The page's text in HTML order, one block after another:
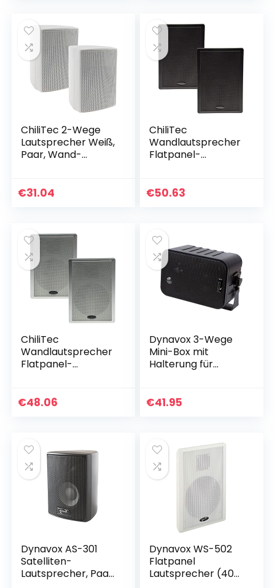
ChiliTec 2-Wege
Lautsprecher Weiß,
Paar, Wand-
Heimkino, 40Watt
€31.04
ChiliTec
Wandlautsprecher
Flatpanel-
/ 2 Stück 37mm
€50.63
ChiliTec
Wandlautsprecher
Flatpanel-
/ 2 Stück 37mm
€48.06
Dynavox 3-Wege
Mini-Box mit
Halterung für
Surround-
€41.95
Dynavox AS-301
Satelliten-
Lautsprecher, Paar,
Dynavox WS-502
Flatpanel
Lautsprecher (40